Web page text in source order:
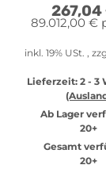
267,04
89.012,00 €
inkl. 19% USt. ,
Lieferzeit: 2 - 3
Ab Lager
20+
Gesamt
20+